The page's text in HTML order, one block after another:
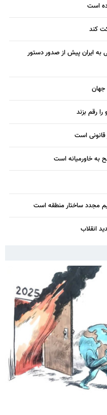
است
کند
به ایران پیش از صدور دستور
جهان
رقم بزند
قانونی است
به خاورمیانه است
مجدد ساختار منطقه است
انقلاب